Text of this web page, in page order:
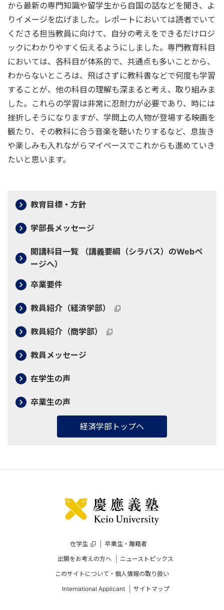
から最新の専門知識や留学生から自国の話などを聞き、よ
りイメージを広げました。レポートにおいては読者でいて
くださる担当教員に向けて、自分の考えをできるだけロジ
ックにわかりやすく伝えるようにしました。専門教育科目
においては、各科目が体系的で、共通点も多いことから、
わからないところは、飛ばさずに教科書などで何度も学習
することが、他の科目の理解も深まると考え、取り組みま
した。これらの学習は非常に忍耐力が必要であり、時には
挫折しそうになりますが、学問上の人物が登場する映画を
観たり、その教科に合う音楽を聴いたりするなど、息抜き
や楽しみも入れながらマイペースでこれからも進めていき
たいと思います。
教育目標・方針
学部長メッセージ
開講科目一覧 （講義要綱（シラバス）のWebペ
ージへ）
卒業要件
教員紹介（経済学部）
教員紹介（商学部）
教員メッセージ
在学生の声
卒業生の声
経済学部トップへ
在学生
外
サ
イ
ト
へ
卒業生・離籍者
出願をお考えの方へ
ニューストピックス
このサイトについて・個人情報の取り扱い
International Applicant
サイトマップ